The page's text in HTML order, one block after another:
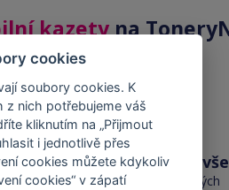
kazetyna
Skladem téměř vše
přes 50 000 skladových
cookies
soubory cookies. K
z nich potřebujeme váš
kliknutím na „Přijmout
i jednotlivě přes
cookies můžete kdykoliv
cookies“ v zápatí